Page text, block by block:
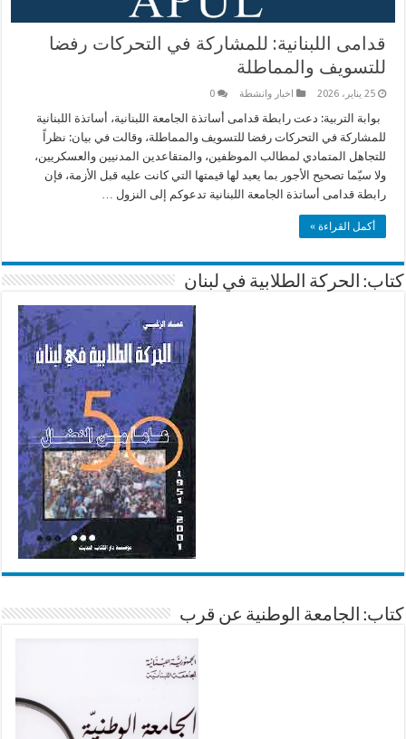
قدامى اللبنانية: للمشاركة في التحركات رفضا
للتسويف والمماطلة
25 يناير، 2026 اخبار وانشطة 0
بوابة التربية: دعت رابطة قدامى أساتذة الجامعة اللبنانية، أساتذة اللبنانية
للمشاركة في التحركات رفضا للتسويف والمماطلة، وقالت في بيان: نظراً
للتجاهل المتمادي لمطالب الموظفين، والمتقاعدين المدنيين والعسكريين،
ولا سيّما تصحيح الأجور بما يعيد لها قيمتها التي كانت عليه قبل الأزمة، فإن
رابطة قدامى أساتذة الجامعة اللبنانية تدعوكم إلى النزول …
أكمل القراءة »
كتاب: الحركة الطلابية في لبنان
كتاب: الجامعة الوطنية عن قرب